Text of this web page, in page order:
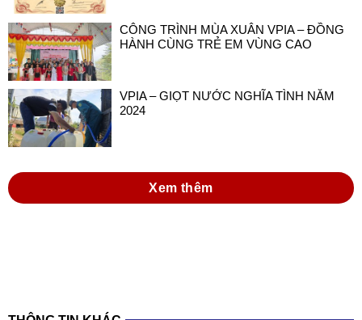
CÔNG TRÌNH MÙA XUÂN VPIA – ĐỒNG
HÀNH CÙNG TRẺ EM VÙNG CAO
VPIA – GIỌT NƯỚC NGHĨA TÌNH NĂM
2024
Xem thêm